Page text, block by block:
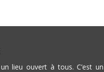
lieu ouvert à tous. C’est un